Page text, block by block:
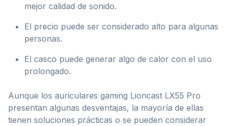
mejor calidad de sonido.
El precio puede ser considerado alto para algunas
personas.
El casco puede generar algo de calor con el uso
prolongado.
Aunque los auriculares gaming Lioncast LX55 Pro
presentan algunas desventajas, la mayoría de ellas
tienen soluciones prácticas o se pueden considerar